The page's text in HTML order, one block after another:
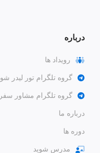
درباره
رویداد ها
گروه تلگرام تور لیدر شو
گروه تلگرام مشاور سفر
درباره ما
دوره ها
مدرس شوید